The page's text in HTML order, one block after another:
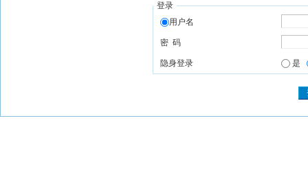
登录
用户名
密 码
隐身登录 是